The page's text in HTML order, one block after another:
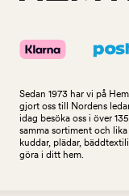
Sedan 1973 har vi på
gjort oss till Nordens
idag besöka oss i över
samma sortiment och
kuddar, plädar,
göra i ditt hem.